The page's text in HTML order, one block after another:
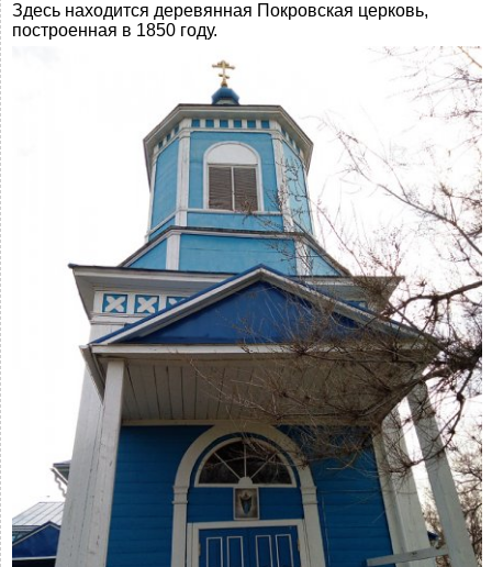
Здесь находится деревянная Покровская церковь,
построенная в 1850 году.